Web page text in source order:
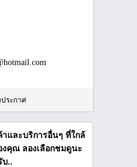
ระกาศ
และบริการอื่นๆ ที่ใกล้
งคุณ ลองเลือกชมดูนะ
บ..